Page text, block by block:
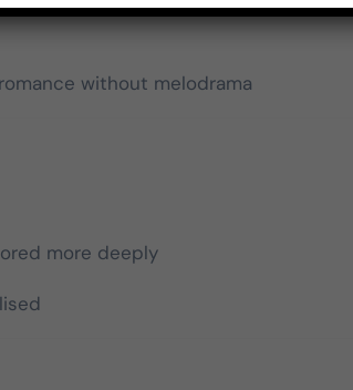
without melodrama
more deeply